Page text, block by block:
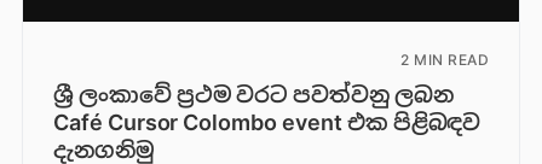
2 MIN READ
ශ්‍රී ලංකාවේ ප්‍රථම වරට පවත්වනු ලබන
Café Cursor Colombo event එක පිළිබඳව
දැනගනිමු